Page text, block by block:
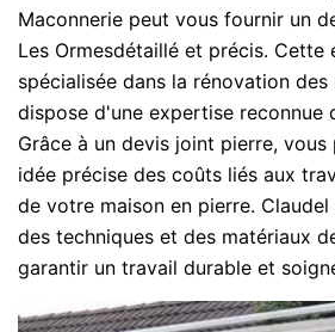
Maconnerie peut vous fournir un
Les Ormesdétaillé et précis. Cette
spécialisée dans la rénovation
dispose d'une expertise reconnue
Grâce à un devis joint pierre,
idée précise des coûts liés aux
de votre maison en pierre.
des techniques et des matériaux
garantir un travail durable et